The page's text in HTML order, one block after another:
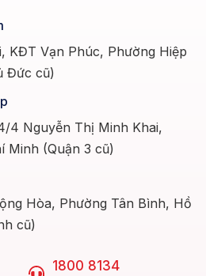
KĐT Vạn Phúc, Phường Hiệp
Đức cũ)
4 Nguyễn Thị Minh Khai,
Minh (Quận 3 cũ)
Hòa, Phường Tân Bình, Hồ
cũ)
1800 8134